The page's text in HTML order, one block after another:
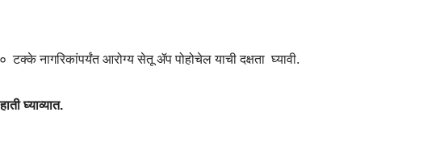
टक्के नागरिकांपर्यंत आरोग्य सेतू ॲप पोहोचेल याची दक्षता घ्यावी.
घ्याव्यात.